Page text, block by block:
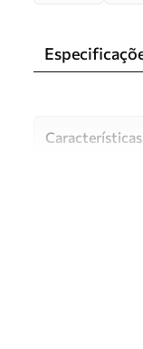
Características